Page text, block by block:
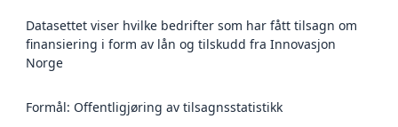
Datasettet viser hvilke bedrifter som har fått tilsagn om
finansiering i form av lån og tilskudd fra Innovasjon
Norge
Formål: Offentligjøring av tilsagnsstatistikk